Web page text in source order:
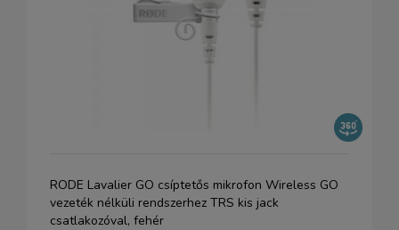
RODE Lavalier GO csíptetős mikrofon Wireless GO
vezeték nélküli rendszerhez TRS kis jack
csatlakozóval, fehér